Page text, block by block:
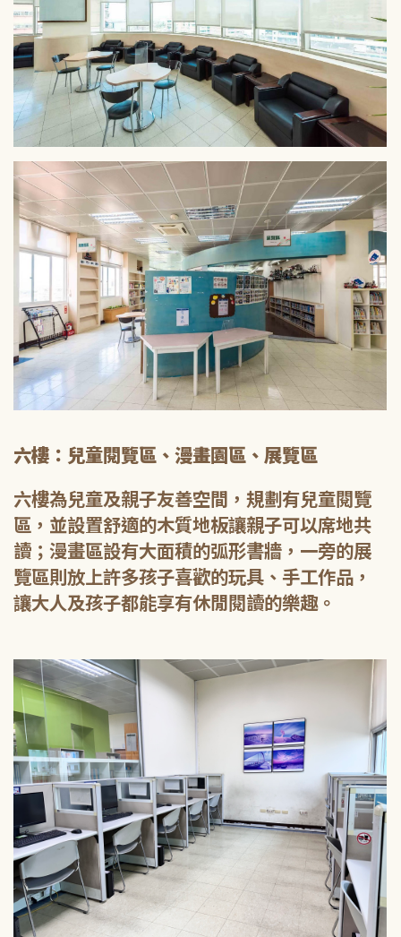
六樓：兒童閱覽區、漫畫園區、展覽區
六樓為兒童及親子友善空間，規劃有兒童閱覽
區，並設置舒適的木質地板讓親子可以席地共
讀；漫畫區設有大面積的弧形書牆，一旁的展
覽區則放上許多孩子喜歡的玩具、手工作品，
讓大人及孩子都能享有休閒閱讀的樂趣。